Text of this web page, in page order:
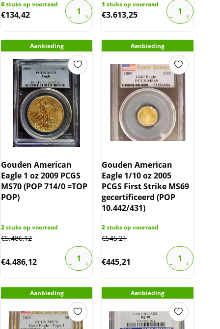
6stuks op voorraad
€134,42
1 stuks op voorraad
€3.613,25
Aanbieding
Gouden American
Eagle 1 oz 2009 PCGS
MS70 (POP 714/0 =TOP
POP)
2stuks op voorraad
€5.486,12
€4.486,12
Aanbieding
Gouden American
Eagle 1/10 oz 2005
PCGS First Strike MS69
gecertificeerd (POP
10.442/431)
2stuks op voorraad
€545,21
€445,21
Aanbieding Aanbieding